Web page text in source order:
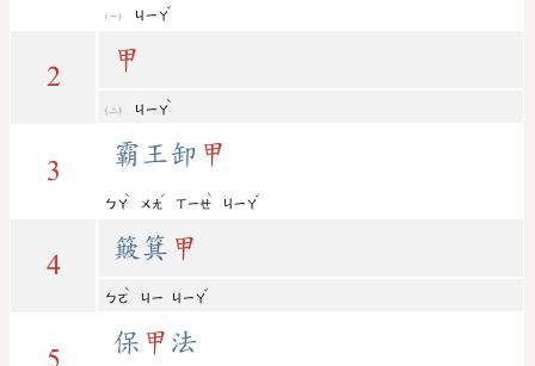
ㄐㄧㄚ
ˇ
2
甲
ㄐㄧㄚ
ˋ
3
霸王卸 甲
ㄅㄚ
ˋ
ㄨㄤ
ˊ
ㄒㄧㄝ
ˋ
ㄐㄧㄚ
ˇ
4
簸箕 甲
ㄅㄛ
ˋ
ㄐㄧ ㄐㄧㄚ
ˇ
5
保 甲 法